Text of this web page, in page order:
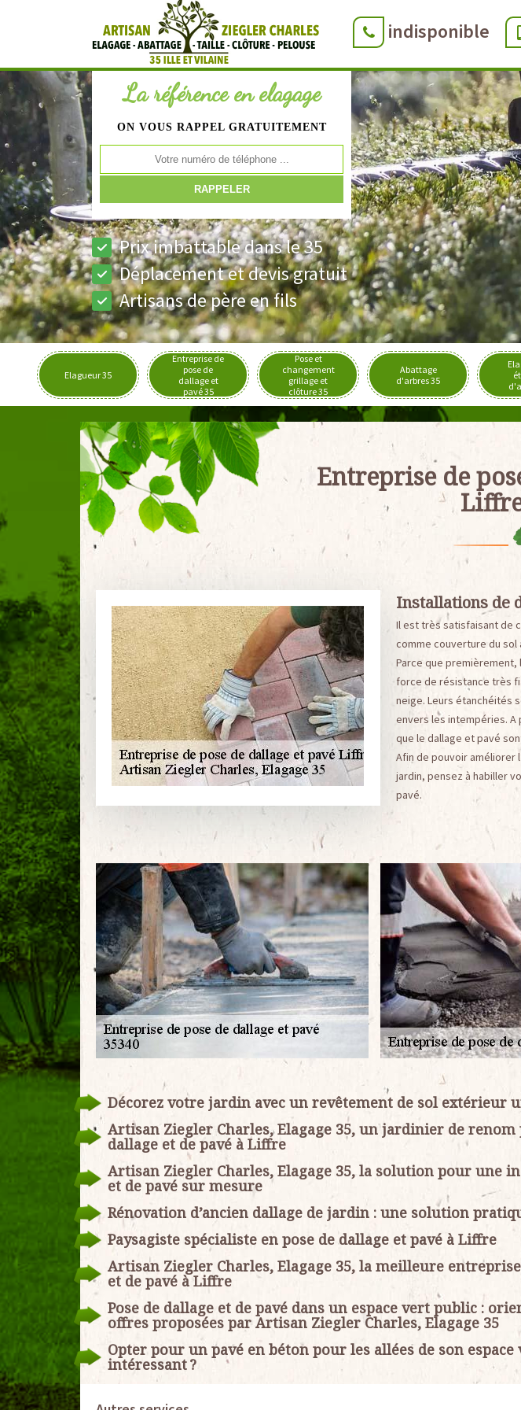
indisponible
La référence en elagage
ON VOUS RAPPEL GRATUITEMENT
Prix imbattable dans le 35
Déplacement et devis gratuit
Artisans de père en fils
Elagueur 35
Entreprise de
pose de
dallage et
pavé 35
Pose et
changement
grillage et
clôture 35
Abattage
d'arbres 35
Entreprise de
Installations de
Il est très satisfaisant de
comme couverture du sol
Parce que
force de résistance très
neige. Leurs étanchéités
envers les intempéries.
que le dallage et pavé
Afin de pouvoir améliorer
jardin, pensez à habiller
pavé.
Décorez votre jardin avec un revêtement de sol extérieur
Artisan Ziegler Charles, Elagage 35, un jardinier de renom
dallage et de pavé à Liffre
Artisan Ziegler Charles, Elagage 35, la solution pour une
et de pavé sur mesure
Rénovation d’ancien dallage de jardin : une solution
Paysagiste spécialiste en pose de dallage et pavé à Liffre
Artisan Ziegler Charles, Elagage 35, la meilleure
et de pavé à Liffre
Pose de dallage et de pavé dans un espace vert public :
offres proposées par Artisan Ziegler Charles, Elagage 35
Opter pour un pavé en béton pour les allées de son espace
intéressant ?